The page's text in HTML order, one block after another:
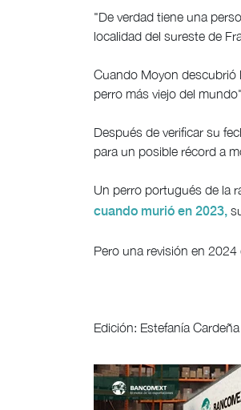
"De verdad tiene una
localidad del sureste de
Cuando Moyon descubrió
perro más viejo del
Después de verificar su
para un posible récord a
Un perro portugués de la
cuando murió en 2023,
Pero una revisión en
Edición: Estefanía Cardeña